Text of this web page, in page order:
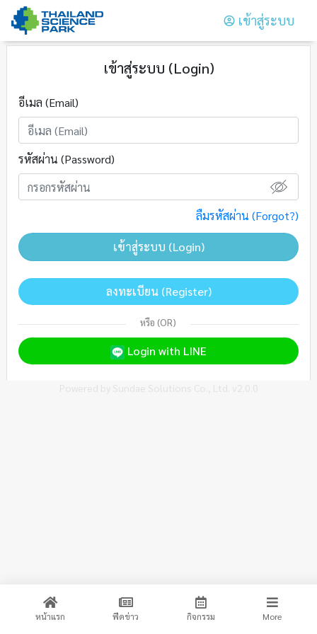
เข้าสู่ระบบ
เข้าสู่ระบบ (Login)
อีเมล (Email)
รหัสผ่าน (Password)
ลืมรหัสผ่าน (Forgot?)
เข้าสู่ระบบ (Login)
ลงทะเบียน (Register)
หรือ (OR)
Login with LINE
หน้าแรก ฟีดข่าว กิจกรรม More